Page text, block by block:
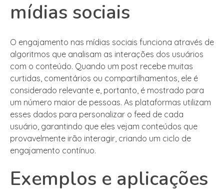
mídias sociais
O engajamento nas mídias sociais funciona através de
algoritmos que analisam as interações dos usuários
com o conteúdo. Quando um post recebe muitas
curtidas, comentários ou compartilhamentos, ele é
considerado relevante e, portanto, é mostrado para
um número maior de pessoas. As plataformas utilizam
esses dados para personalizar o feed de cada
usuário, garantindo que eles vejam conteúdos que
provavelmente irão interagir, criando um ciclo de
engajamento contínuo.
Exemplos e aplicações